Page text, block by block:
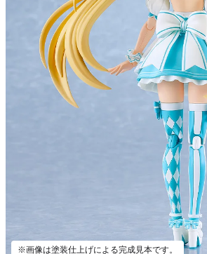
※画像は塗装仕上げによる完成見本です。